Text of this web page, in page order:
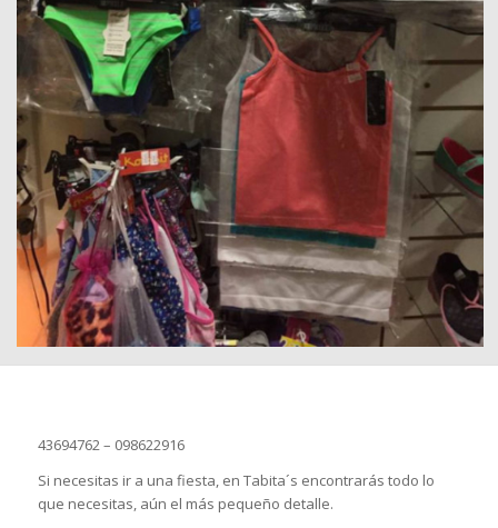
43694762 – 098622916
Si necesitas ir a una fiesta, en Tabita´s encontrarás todo lo
que necesitas, aún el más pequeño detalle.